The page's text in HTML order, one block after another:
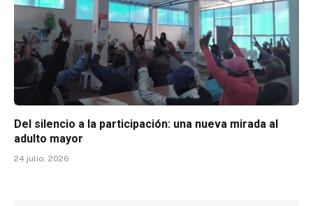
Del silencio a la participación: una nueva mirada al
adulto mayor
24 julio, 2026